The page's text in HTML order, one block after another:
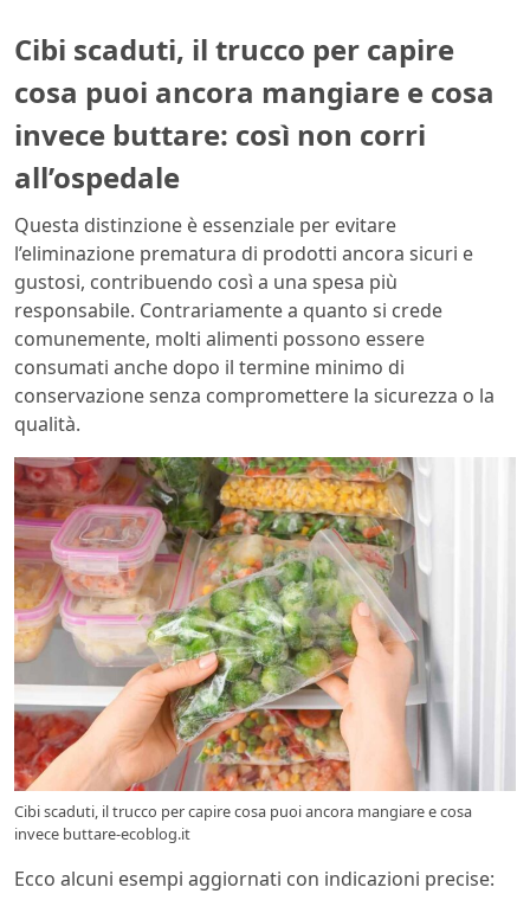
Cibi scaduti, il trucco per capire
cosa puoi ancora mangiare e cosa
invece buttare: così non corri
all’ospedale
Questa distinzione è essenziale per evitare
l’eliminazione prematura di prodotti ancora sicuri e
gustosi, contribuendo così a una spesa più
responsabile. Contrariamente a quanto si crede
comunemente, molti alimenti possono essere
consumati anche dopo il termine minimo di
conservazione senza compromettere la sicurezza o la
qualità.
Cibi scaduti, il trucco per capire cosa puoi ancora mangiare e cosa
invece buttare-ecoblog.it
Ecco alcuni esempi aggiornati con indicazioni precise: